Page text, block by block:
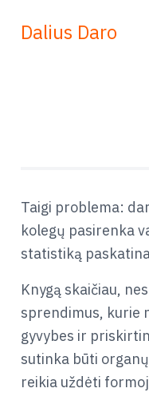
Dalius Daro
Taigi problema:
kolegų pasirenka
statistiką
Knygą skaičiau,
sprendimus, kurie
gyvybes ir
sutinka būti
reikia uždėti